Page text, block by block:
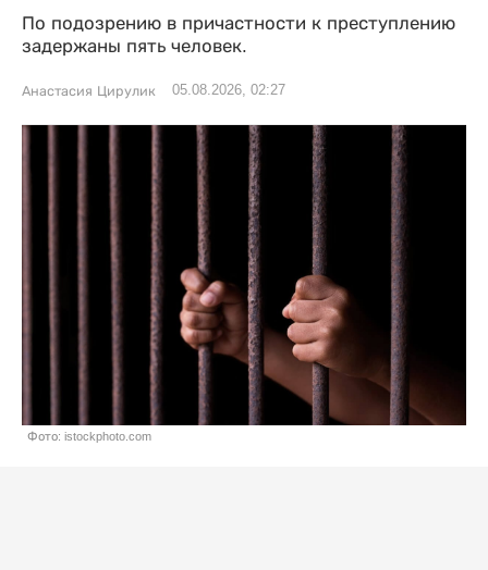
По подозрению в причастности к преступлению
задержаны пять человек.
Анастасия Цирулик 05.08.2026, 02:27
Фото: istockphoto.com